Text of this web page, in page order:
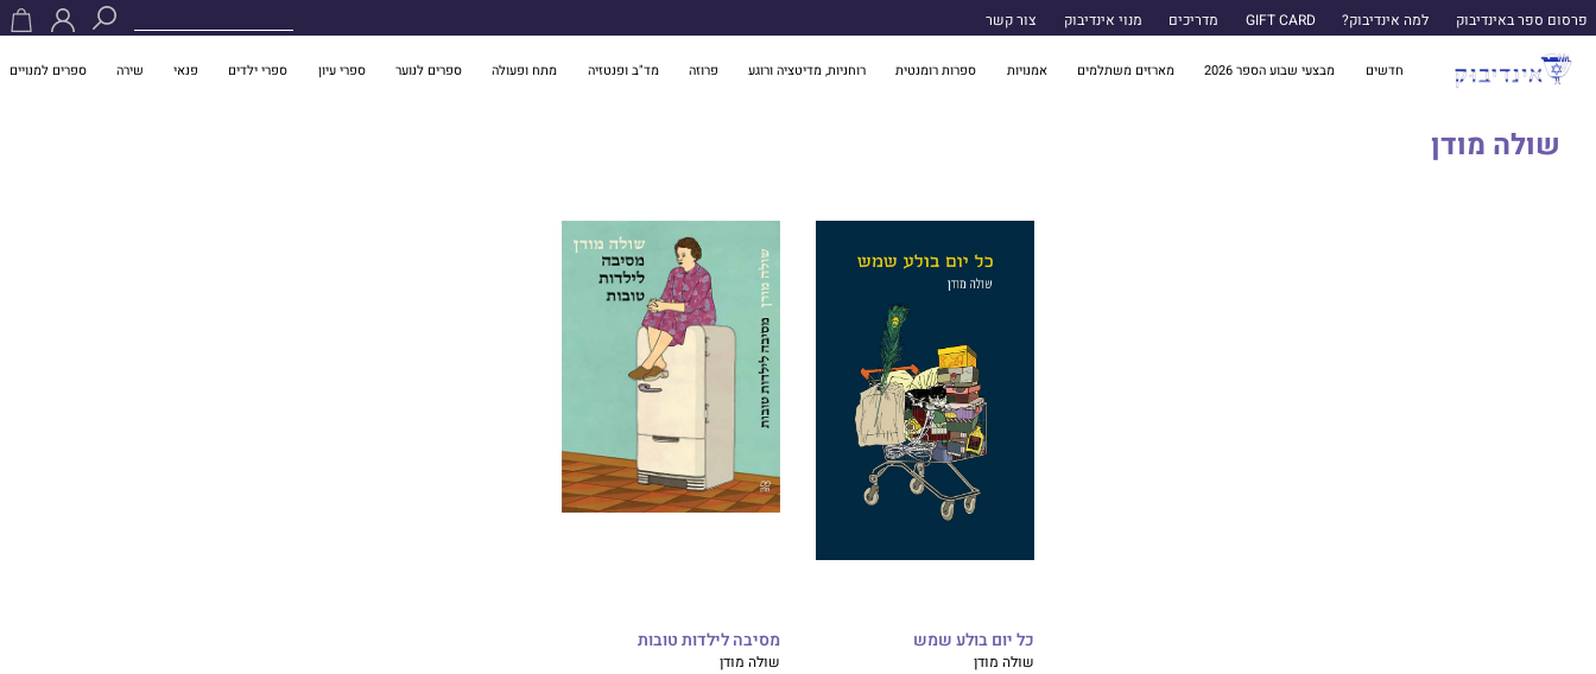
פרסום ספר באינדיבוק למה אינדיבוק? GIFT CARD מדריכים מנוי אינדיבוק צור קשר
חדשים מבצעי שבוע הספר 2026 מארזים משתלמים אמנויות ספרות רומנטית רוחניות, מדיטציה ורוגע פרוזה מד"ב ופנטזיה מתח ופעולה ספרים לנוער ספרי עיון ספרי ילדים פנאי שירה ספרים למנויים
שולה מודן
כל יום בולע שמש
שולה מודן
מסיבה לילדות טובות
שולה מודן